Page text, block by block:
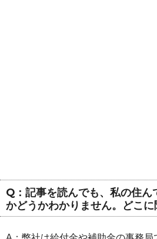
Q：記事を読んでも、私の住ん
かどうかわかりません。どこに